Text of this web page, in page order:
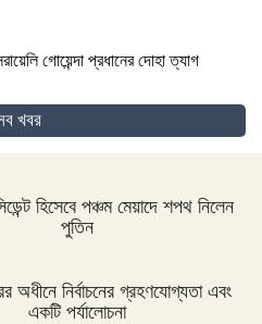
গোয়েন্দা প্রধানের দোহা ত্যাগ
৮ দিনব্যাপী রথযাত্রা উদযাপিত
বাংলাদেশের সাবেক বোলিং কোচ ল্যাঙ্গাভেল্ট
খবর
হিসেবে পঞ্চম মেয়াদে শপথ নিলেন
পুতিন
অধীনে নির্বাচনের গ্রহণযোগ্যতা এবং
একটি পর্যালোচনা